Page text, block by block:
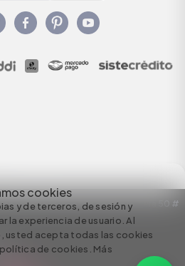
cookies
y de terceros, de sesión y
la experiencia de usuario. Al
usted acepta todas las cookies
de cookies. Más
NIT: 890924167-6 Dirección: Carrera 50 #